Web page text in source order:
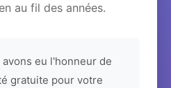
au fil des années.
eu l'honneur de
gratuite pour votre